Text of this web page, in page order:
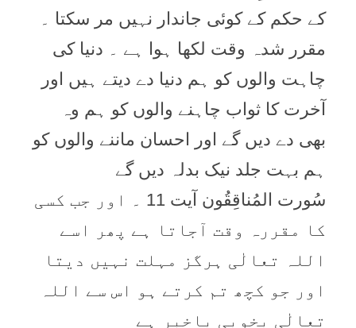
کے حکم کے کوئی جاندار نہیں مر سکتا ۔
مقرر شدہ وقت لکھا ہوا ہے ۔ دنیا کی
چاہت والوں کو ہم دنیا دے دیتے ہیں اور
آخرت کا ثواب چاہنے والوں کو ہم وہ
بھی دے دیں گے اور احسان ماننے والوں کو
ہم بہت جلد نیک بدلہ دیں گے
سُورت المُناقِقُون آیت 11 ۔ اور جب کسی
کا مقررہ وقت آجاتا ہے پھر اسے
اللہ تعالٰی ہرگز مہلت نہیں دیتا
اور جو کچھ تم کرتے ہو اس سے اللہ
تعالٰی بخوبی باخبر ہے‏